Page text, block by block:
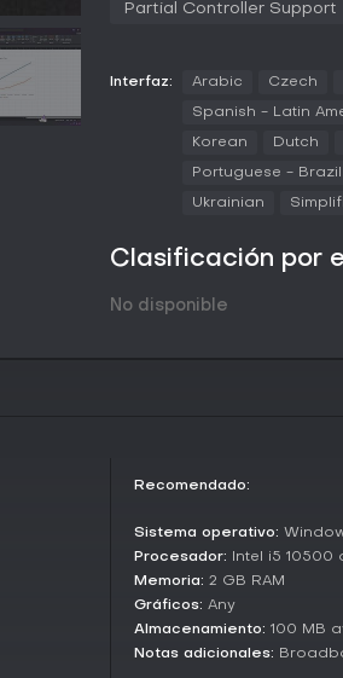
Modos de juego
acciones sin cambios entre
pasiva, permitiendo que se
trabajar o jugar en PC.
Customization and Features
El juego incluye un amplio
recompensas por tu
acciones, fomentando el
¿Merece la pena?
algo largo. Si te gustan las
Partial Controller Support
Interfaz: Arabic Czech
Spanish - Latin
Korean Dutch
Portuguese - Brazil
Ukrainian
Clasificación por
No disponible
Recomendado:
Sistema operativo:
Procesador: Intel i5 10500
Memoria: 2 GB RAM
Gráficos: Any
Almacenamiento: 100 MB
Notas adicionales: